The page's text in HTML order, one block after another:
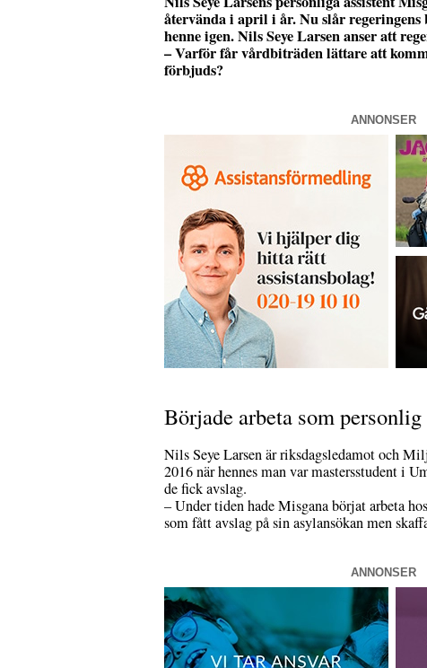
återvända i april i år. Nu slår
henne igen. Nils Seye Larsen anser att
– Varför får vårdbiträden lättare att
förbjuds?
ANNONSER
Började arbeta som
Nils Seye Larsen är riksdagsledamot och
2016 när hennes man var mastersstudent i
de fick avslag.
– Under tiden hade Misgana börjat arbeta
som fått avslag på sin asylansökan men
ANNONSER